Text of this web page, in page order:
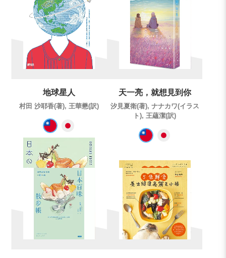
地球星人
村田 沙耶香(著), 王華懋(訳)
天一亮，就想見到你
汐見夏衛(著), ナナカワ(イラス
ト), 王蘊潔(訳)